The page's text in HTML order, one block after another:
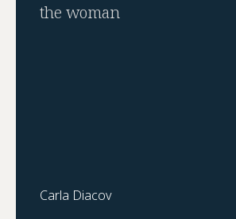
the woman
Carla Diacov